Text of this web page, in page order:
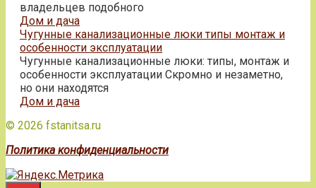
владельцев подобного
Дом и дача
Чугунные канализационные люки типы монтаж и
особенности эксплуатации
Чугунные канализационные люки: типы, монтаж и
особенности эксплуатации Скромно и незаметно,
но они находятся
Дом и дача
© 2026 fstanitsa.ru
Политика конфиденциальности